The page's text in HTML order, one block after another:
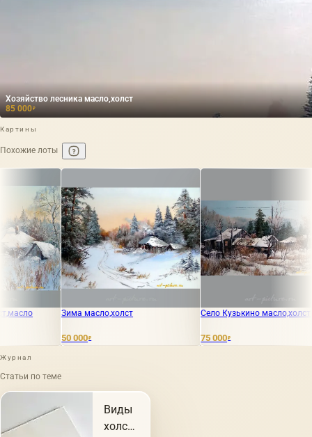
Хозяйство лесника масло,холст
85 000₽
Картины
Похожие лоты
Село Кузькино масло,холст Зимнее
Журнал
Статьи по теме
Виды
холстов